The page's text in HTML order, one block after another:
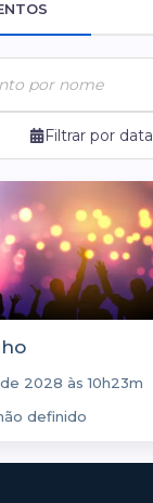
Filtrar por data
2028 às 10h23m
definido